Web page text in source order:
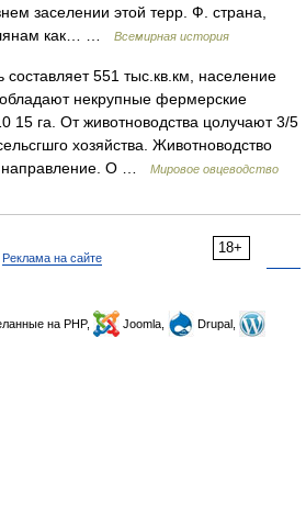
заселении этой терр. Ф. страна,
как… …
Всемирная история
551 тыс.кв.км, население
некрупные фермерские
15 га. От животноводства цолучают 3/5
хозяйства. Животноводство
направление. О …
Мировое овцеводство
18+
Реклама на сайте
на PHP, Joomla,
Drupal,